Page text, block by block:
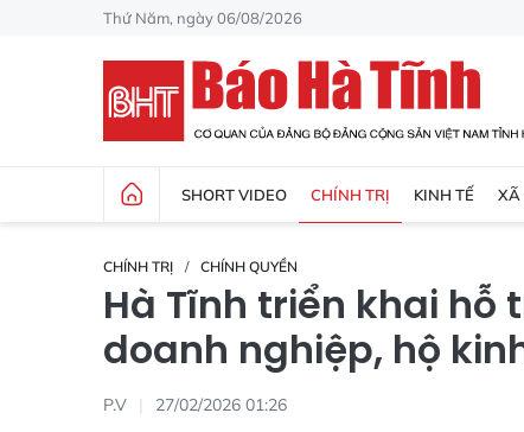
Thứ Năm, ngày 06/08/2026
SHORT VIDEO CHÍNH TRỊ KINH TẾ XÃ
CHÍNH TRỊ CHÍNH QUYỀN
Hà Tĩnh triển khai hỗ
doanh nghiệp, hộ
P.V 27/02/2026 01:26